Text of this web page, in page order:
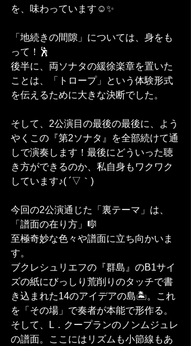
を、味わっています☺️✨
「地続きの間隙」については、身をも
って！🕺
後半に、両ソナタの緩徐楽章を置いた
ことは、「トロープ」という体験形式
を伝えるために大きな決断でした。
そして、2公演目の最後の最後に、よう
やくこの『第2ソナタ』を全部続けて通
しで演奏します！最後にどういった聴
き方ができるのか、私自身もワクワク
しています♪( ´▽｀)
今回の2公演通じた「裏テーマ」は、
「譜面の在り方」🎼
至極奇妙な色々や譜面に立ち向かいま
す。
ブクレシュリエフの『群島』のB1サイ
ズの紙にびっしり荒削りのタッチで書
き込まれた14のアイデアの島🏝️。これ
を「その場」で奏者が本能で形作る。
そして、L．クープランのノンムジュレ
の譜面。ここにはリズムも小節線もあ